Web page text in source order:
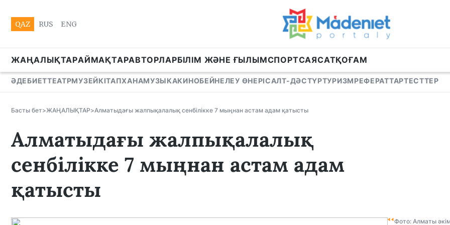
QAZ RUS ENG
ЖАҢАЛЫҚТАРАЙМАҚТАРАВТОРЛАРБІЛІМ ЖӘНЕ ҒЫЛЫМСПОРТСАЯСАТҚОҒАМ
ӘДЕБИЕТТЕАТРМУЗЕЙКІТАПХАНАМУЗЫКАКИНОБЕЙНЕЛЕУ ӨНЕРІСАЛТ-ДӘСТҮРТУРИЗМРЕФЕРАТТАРТЕСТТЕР
Басты бет>ЖАҢАЛЫҚТАР>Алматыдағы жалпықалалық сенбілікке 7 мыңнан астам адам қатысты
Алматыдағы жалпықалалық
сенбілікке 7 мыңнан астам адам
қатысты
Фото: Алматы